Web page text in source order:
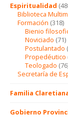
Espiritualidad
Biblioteca
Formación (318)
Bienio
Noviciado (71)
Postulantado
Propedéutico
Teologado
Secretaría de
Familia
Gobierno